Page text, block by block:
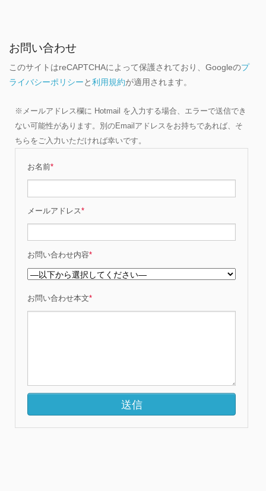
お問い合わせ
このサイトはreCAPTCHAによって保護されており、Googleのプ
ライバシーポリシーと利用規約が適用されます。
※メールアドレス欄に Hotmail を入力する場合、エラーで送信でき
ない可能性があります。別のEmailアドレスをお持ちであれば、そ
ちらをご入力いただければ幸いです。
お名前*
メールアドレス*
お問い合わせ内容*
お問い合わせ本文*